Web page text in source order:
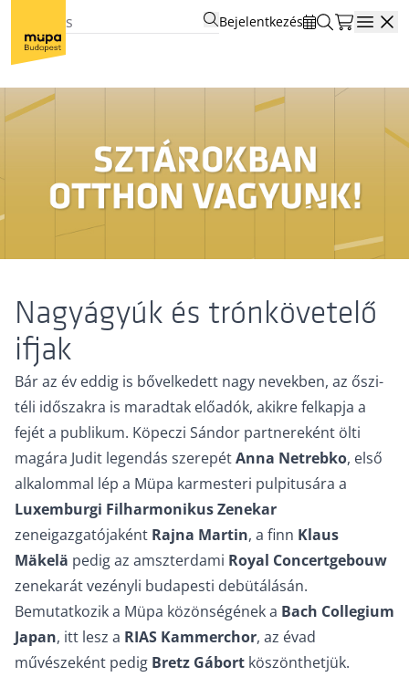
Bejelentkezés
Nagyágyúk és trónkövetelő
ifjak
Bár az év eddig is bővelkedett nagy nevekben, az őszi-
téli időszakra is maradtak előadók, akikre felkapja a
fejét a publikum. Köpeczi Sándor partnereként ölti
magára Judit legendás szerepétAnna Netrebko, első
alkalommal lép a Müpa karmesteri pulpitusára a
Luxemburgi Filharmonikus Zenekar
zeneigazgatójaként Rajna Martin, a finn Klaus
Mäkelä pedig az amszterdami Royal Concertgebouw
zenekarát vezényli budapesti debütálásán.
Bemutatkozik a Müpa közönségének a Bach Collegium
Japan, itt lesz a RIAS Kammerchor, az évad
művészeként pedig Bretz Gábort köszönthetjük.